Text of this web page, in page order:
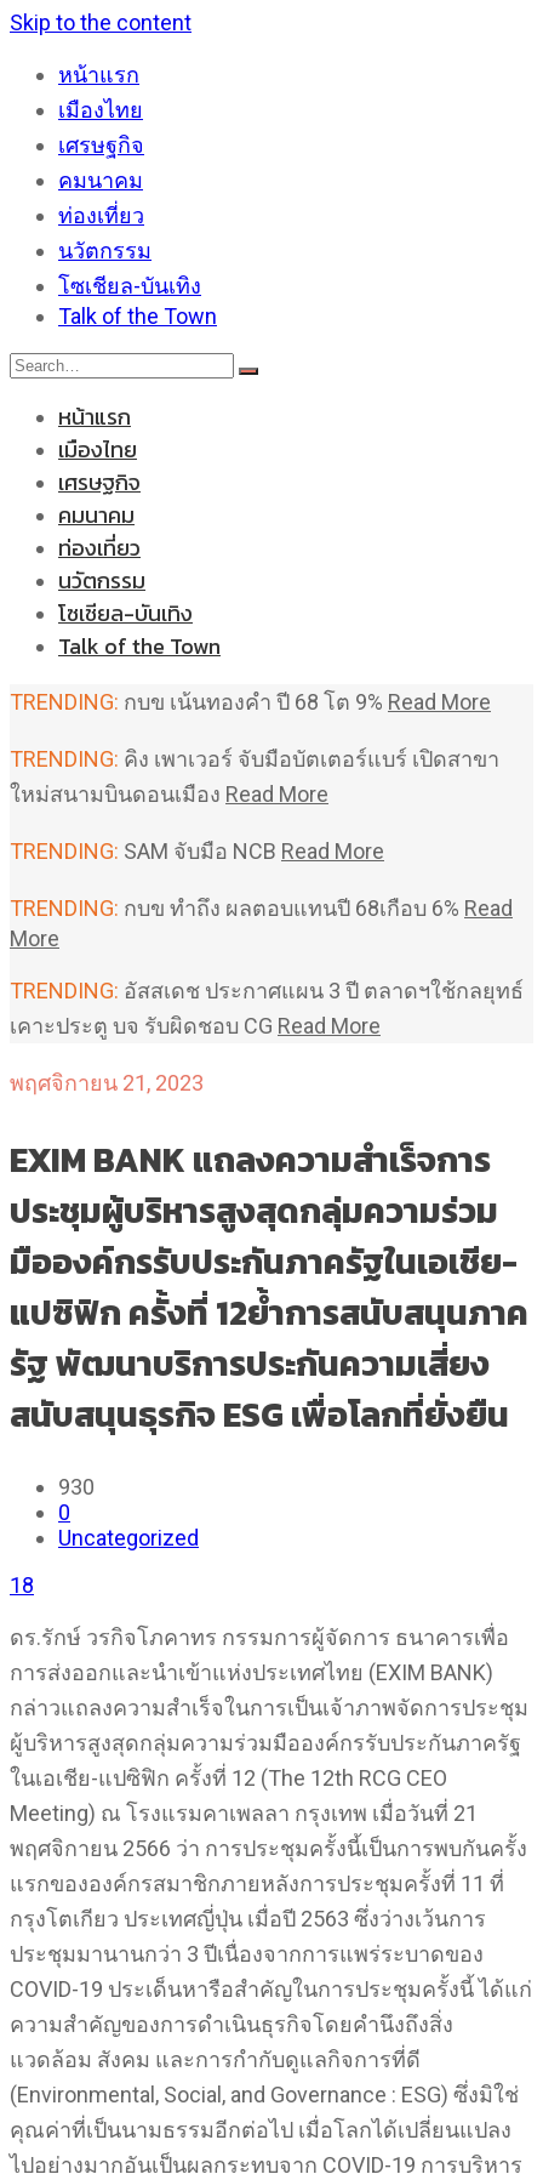
Skip to the content
หน้าแรก
เมืองไทย
เศรษฐกิจ
คมนาคม
ท่องเที่ยว
นวัตกรรม
โซเชียล-บันเทิง
Talk of the Town
หน้าแรก
เมืองไทย
เศรษฐกิจ
คมนาคม
ท่องเที่ยว
นวัตกรรม
โซเชียล-บันเทิง
Talk of the Town
TRENDING: กบข เน้นทองคำ ปี 68 โต 9% Read More
TRENDING: คิง เพาเวอร์ จับมือบัตเตอร์แบร์ เปิดสาขา
ใหม่สนามบินดอนเมือง Read More
TRENDING: SAM จับมือ NCB Read More
TRENDING: กบข ทำถึง ผลตอบแทนปี 68เกือบ 6% Read
More
TRENDING: อัสสเดช ประกาศแผน 3 ปี ตลาดฯใช้กลยุทธ์
เคาะประตู บจ รับผิดชอบ CG Read More
พฤศจิกายน 21, 2023
EXIM BANK แถลงความสำเร็จการ
ประชุมผู้บริหารสูงสุดกลุ่มความร่วม
มือองค์กรรับประกันภาครัฐในเอเชีย-
แปซิฟิก ครั้งที่ 12ย้ำการสนับสนุนภาค
รัฐ พัฒนาบริการประกันความเสี่ยง
สนับสนุนธุรกิจ ESG เพื่อโลกที่ยั่งยืน
930
0
Uncategorized
18
ดร.รักษ์ วรกิจโภคาทร กรรมการผู้จัดการ ธนาคารเพื่อ
การส่งออกและนำเข้าแห่งประเทศไทย (EXIM BANK)
กล่าวแถลงความสำเร็จในการเป็นเจ้าภาพจัดการประชุม
ผู้บริหารสูงสุดกลุ่มความร่วมมือองค์กรรับประกันภาครัฐ
ในเอเชีย-แปซิฟิก ครั้งที่ 12 (The 12th RCG CEO
Meeting) ณ โรงแรมคาเพลลา กรุงเทพ เมื่อวันที่ 21
พฤศจิกายน 2566 ว่า การประชุมครั้งนี้เป็นการพบกันครั้ง
แรกขององค์กรสมาชิกภายหลังการประชุมครั้งที่ 11 ที่
กรุงโตเกียว ประเทศญี่ปุ่น เมื่อปี 2563 ซึ่งว่างเว้นการ
ประชุมมานานกว่า 3 ปีเนื่องจากการแพร่ระบาดของ
COVID-19 ประเด็นหารือสำคัญในการประชุมครั้งนี้ ได้แก่
ความสำคัญของการดำเนินธุรกิจโดยคำนึงถึงสิ่ง
แวดล้อม สังคม และการกำกับดูแลกิจการที่ดี
(Environmental, Social, and Governance : ESG) ซึ่งมิใช่
คุณค่าที่เป็นนามธรรมอีกต่อไป เมื่อโลกได้เปลี่ยนแปลง
ไปอย่างมากอันเป็นผลกระทบจาก COVID-19 การบริหาร